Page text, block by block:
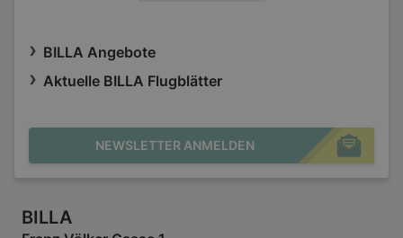
BILLA Angebote
Aktuelle BILLA Flugblätter
NEWSLETTER ANMELDEN
BILLA